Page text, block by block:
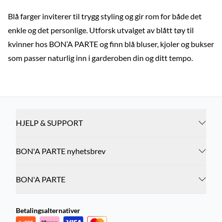
Blå farger inviterer til trygg styling og gir rom for både det
enkle og det personlige. Utforsk utvalget av blått tøy til
kvinner hos BON’A PARTE og finn blå bluser, kjoler og bukser
som passer naturlig inn i garderoben din og ditt tempo.
HJELP & SUPPORT
BON'A PARTE nyhetsbrev
BON'A PARTE
Betalingsalternativer